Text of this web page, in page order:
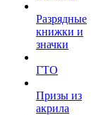
Разрядные
книжки и
значки
ГТО
Призы из
акрила